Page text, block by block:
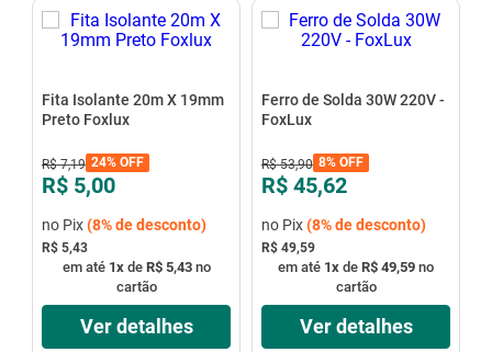
Fita Isolante 20m X 19mm
Preto Foxlux
R$ 7,19 24%OFF
R$ 5,00
no Pix(8%de desconto)
R$ 5,43
em até 1xde R$ 5,43no
cartão
Ver detalhes
Ferro de Solda 30W 220V -
FoxLux
R$ 53,90 8%OFF
R$ 45,62
no Pix(8%de desconto)
R$ 49,59
em até 1x de R$ 49,59 no
cartão
Ver detalhes